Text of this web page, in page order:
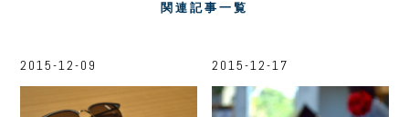
関連記事一覧
2015-12-09 2015-12-17